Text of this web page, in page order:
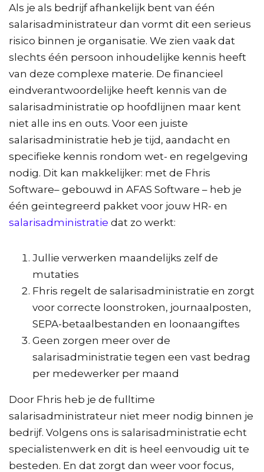
Als je als bedrijf afhankelijk bent van één
salarisadministrateur dan vormt dit een serieus
risico binnen je organisatie. We zien vaak dat
slechts één persoon inhoudelijke kennis heeft
van deze complexe materie. De financieel
eindverantwoordelijke heeft kennis van de
salarisadministratie op hoofdlijnen maar kent
niet alle ins en outs. Voor een juiste
salarisadministratie heb je tijd, aandacht en
specifieke kennis rondom wet- en regelgeving
nodig. Dit kan makkelijker: met de Fhris
Software– gebouwd in AFAS Software – heb je
één geïntegreerd pakket voor jouw HR- en
salarisadministratie dat zo werkt:
Jullie verwerken maandelijks zelf de
mutaties
Fhris regelt de salarisadministratie en zorgt
voor correcte loonstroken, journaalposten,
SEPA-betaalbestanden en loonaangiftes
Geen zorgen meer over de
salarisadministratie tegen een vast bedrag
per medewerker per maand
Door Fhris heb je de fulltime
salarisadministrateur niet meer nodig binnen je
bedrijf. Volgens ons is salarisadministratie echt
specialistenwerk en dit is heel eenvoudig uit te
besteden. En dat zorgt dan weer voor focus,